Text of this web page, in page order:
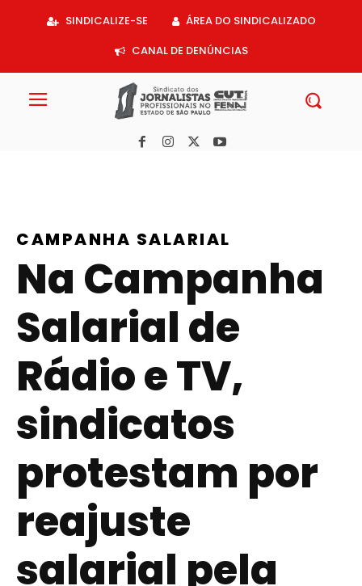
SINDICALIZE-SE
ÁREA DO SINDICALIZADO
CANAL DE DENÚNCIAS
CAMPANHA SALARIAL
Na Campanha
Salarial de
Rádio e TV,
sindicatos
protestam por
reajuste
salarial pela